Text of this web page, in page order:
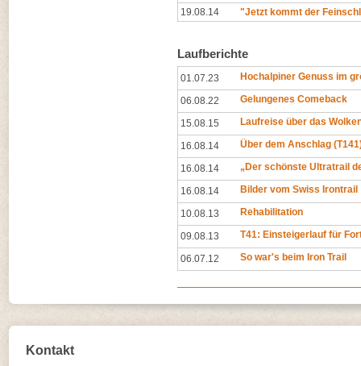
19.08.14
"Jetzt kommt der
Laufberichte
01.07.23 Hochalpiner Genuss im
06.08.22 Gelungenes Comeback
15.08.15 Laufreise über das
16.08.14 Über dem Anschlag
16.08.14 „Der schönste Ultratrail
16.08.14 Bilder vom Swiss Irontrail
10.08.13 Rehabilitation
09.08.13 T41: Einsteigerlauf für
06.07.12 So war's beim Iron Trail
Kontakt